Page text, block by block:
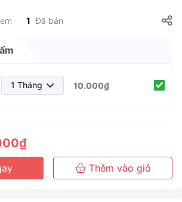
1 Đã bán
1 Tháng
6 Tháng
3 Năm
10.000₫
Thêm vào giỏ